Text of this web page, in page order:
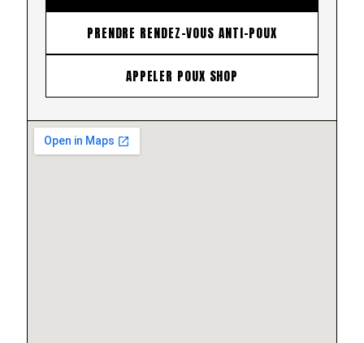
PRENDRE RENDEZ-VOUS ANTI-POUX
APPELER POUX SHOP